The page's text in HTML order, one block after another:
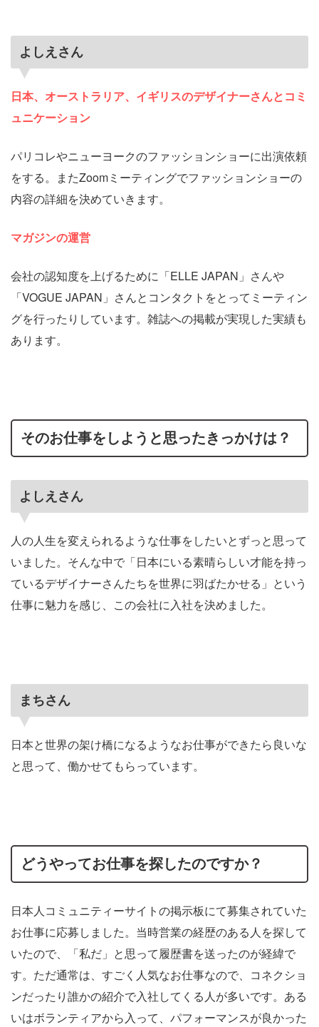
よしえさん
日本、オーストラリア、イギリスのデザイナーさんとコミ
ュニケーション
パリコレやニューヨークのファッションショーに出演依頼
をする。またZoomミーティングでファッションショーの
内容の詳細を決めていきます。
マガジンの運営
会社の認知度を上げるために「ELLE JAPAN」さんや
「VOGUE JAPAN」さんとコンタクトをとってミーティン
グを行ったりしています。雑誌への掲載が実現した実績も
あります。
そのお仕事をしようと思ったきっかけは？
よしえさん
人の人生を変えられるような仕事をしたいとずっと思って
いました。そんな中で「日本にいる素晴らしい才能を持っ
ているデザイナーさんたちを世界に羽ばたかせる」という
仕事に魅力を感じ、この会社に入社を決めました。
まちさん
日本と世界の架け橋になるようなお仕事ができたら良いな
と思って、働かせてもらっています。
どうやってお仕事を探したのですか？
日本人コミュニティーサイトの掲示板にて募集されていた
お仕事に応募しました。当時営業の経歴のある人を探して
いたので、「私だ」と思って履歴書を送ったのが経緯で
す。ただ通常は、すごく人気なお仕事なので、コネクショ
ンだったり誰かの紹介で入社してくる人が多いです。ある
いはボランティアから入って、パフォーマンスが良かった